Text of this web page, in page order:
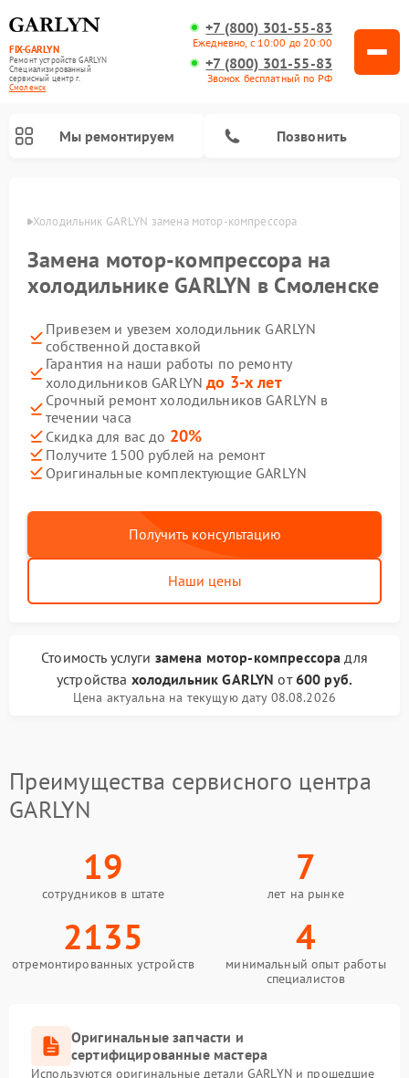
FIX-GARLYN
Ремонт устройств GARLYN
Специализированный
cервисный центр г.
Смоленск
+7 (800) 301-55-83
Ежедневно, с 10:00 до 20:00
+7 (800) 301-55-83
Звонок бесплатный по РФ
Мы ремонтируем Позвонить
Холодильник GARLYN замена мотор-компрессора
Замена мотор-компрессора на
холодильнике GARLYN в Смоленске
Привезем и увезем холодильник GARLYN
собственной доставкой
Гарантия на наши работы по ремонту
холодильников GARLYNдо 3-х лет
Срочный ремонт холодильников GARLYN в
течении часа
Скидка для вас до 20%
Получите 1500 рублей на ремонт
Оригинальные комплектующие GARLYN
Получить консультацию
Наши цены
Стоимость услуги замена мотор-компрессора для
устройства холодильник GARLYN от600 руб.
Цена актуальна на текущую дату 08.08.2026
Преимущества сервисного центра
GARLYN
19
сотрудников в штате
7
лет на рынке
2135
отремонтированных устройств
4
минимальный опыт работы
специалистов
Оригинальные запчасти и
сертифицированные мастера
Используются оригинальные детали GARLYN и прошедшие